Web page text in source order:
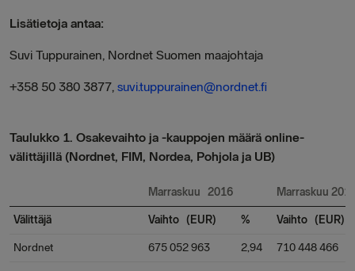
Lisätietoja antaa:
Suvi Tuppurainen, Nordnet Suomen maajohtaja
+358 50 380 3877, suvi.tuppurainen@nordnet.fi
Taulukko 1. Osakevaihto ja -kauppojen määrä online-
välittäjillä (Nordnet, FIM, Nordea, Pohjola ja UB)
Marraskuu 2016 Marraskuu
Välittäjä Vaihto (EUR) % Vaihto (EUR)
Nordnet 675 052 963 2,94 710 448 466